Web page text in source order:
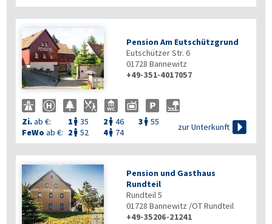

Pension Am Eutschützgrund
Eutschützer Str. 6
01728 Bannewitz
+49-351-4017057
Zi.ab €: 1  35 2  46 3  55
FeWo ab €: 2  52 4 74
zur Unterkunft 

Pension und Gasthaus
Rundteil
Rundteil 5
01728 Bannewitz /OT Rundteil
+49-35206-21241